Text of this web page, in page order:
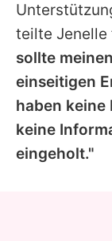
teilte Jenelle
sollte
einseitigen
haben
keine
eingeholt."